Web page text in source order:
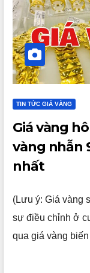
TIN TỨC GIÁ VÀNG
Giá vàng
vàng nhẫn
nhất
(Lưu ý: Giá vàng
sự điều chỉnh ở
qua giá vàng